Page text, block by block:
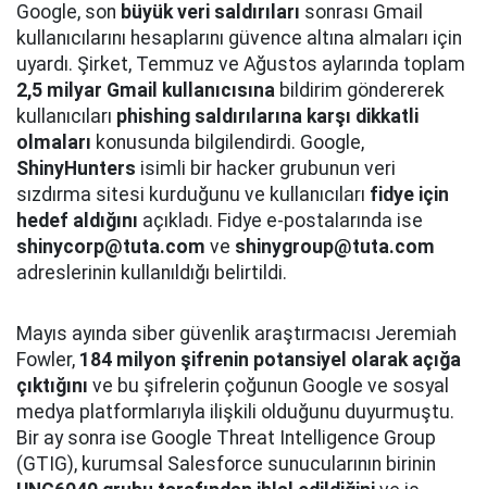
Google, son büyük veri saldırıları sonrası Gmail
kullanıcılarını hesaplarını güvence altına almaları için
uyardı. Şirket, Temmuz ve Ağustos aylarında toplam
2,5 milyar Gmail kullanıcısına bildirim göndererek
kullanıcıları phishing saldırılarına karşı dikkatli
olmaları konusunda bilgilendirdi. Google,
ShinyHunters isimli bir hacker grubunun veri
sızdırma sitesi kurduğunu ve kullanıcıları fidye için
hedef aldığını açıkladı. Fidye e-postalarında ise
shinycorp@tuta.com ve shinygroup@tuta.com
adreslerinin kullanıldığı belirtildi.
Mayıs ayında siber güvenlik araştırmacısı Jeremiah
Fowler, 184 milyon şifrenin potansiyel olarak açığa
çıktığını ve bu şifrelerin çoğunun Google ve sosyal
medya platformlarıyla ilişkili olduğunu duyurmuştu.
Bir ay sonra ise Google Threat Intelligence Group
(GTIG), kurumsal Salesforce sunucularının birinin